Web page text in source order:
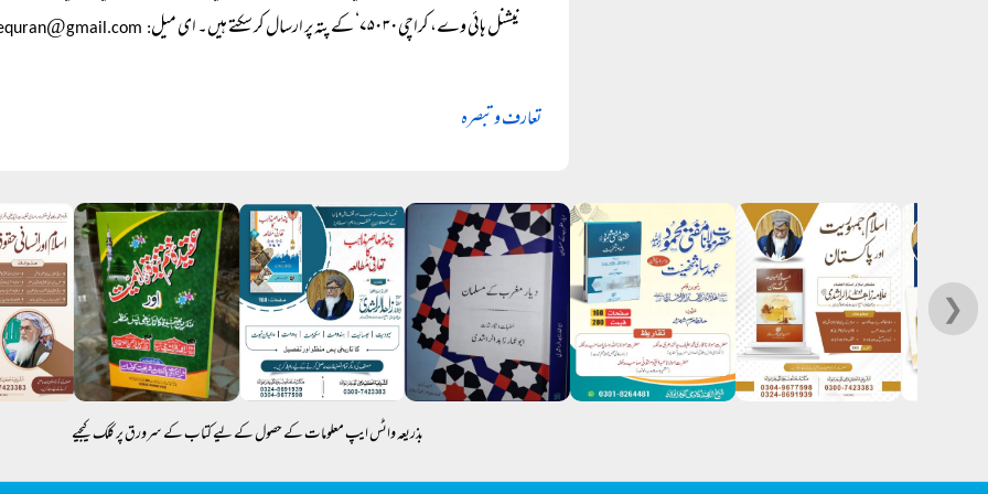
نیشنل ہائی وے، کراچی۷۵۰۳۰‘ کے پتہ پر ارسال کر سکتے ہیں۔ ای میل
: hikmatequran
@gmail.com
تعارف و تبصرہ
❯
بذریعہ واٹس ایپ معلومات کے حصول کے لیے کتاب کے سرورق پر کلک کیجیے